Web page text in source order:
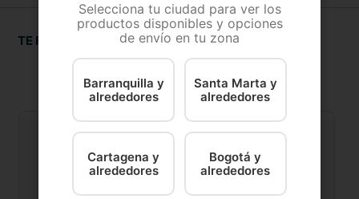
TE RECOMENDAMOS
Selecciona tu ciudad para ver los
productos disponibles y opciones
de envío en tu zona
Barranquilla y
alrededores
Santa Marta y
alrededores
Cartagena y
alrededores
Bogotá y
alrededores